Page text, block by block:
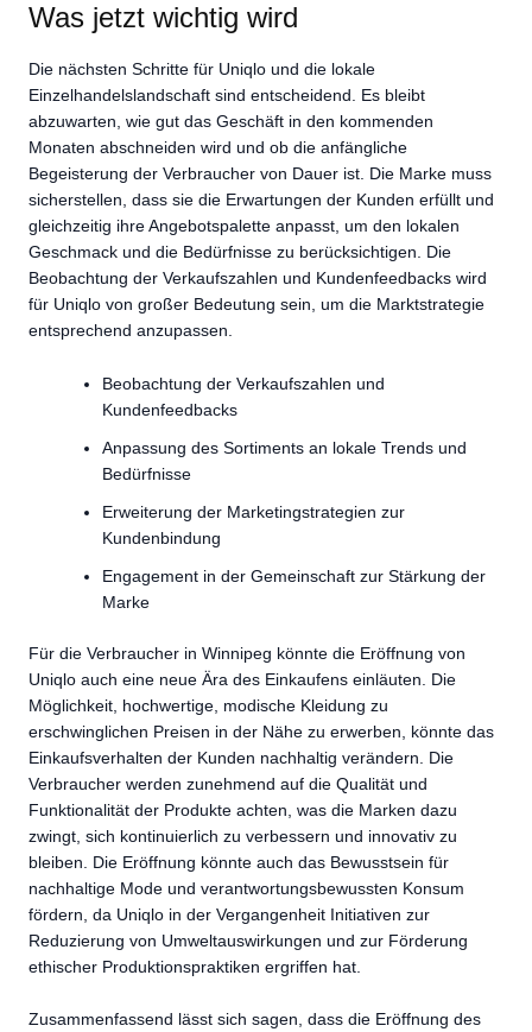
Was jetzt wichtig wird
Die nächsten Schritte für Uniqlo und die lokale
Einzelhandelslandschaft sind entscheidend. Es bleibt
abzuwarten, wie gut das Geschäft in den kommenden
Monaten abschneiden wird und ob die anfängliche
Begeisterung der Verbraucher von Dauer ist. Die Marke muss
sicherstellen, dass sie die Erwartungen der Kunden erfüllt und
gleichzeitig ihre Angebotspalette anpasst, um den lokalen
Geschmack und die Bedürfnisse zu berücksichtigen. Die
Beobachtung der Verkaufszahlen und Kundenfeedbacks wird
für Uniqlo von großer Bedeutung sein, um die Marktstrategie
entsprechend anzupassen.
Beobachtung der Verkaufszahlen und
Kundenfeedbacks
Anpassung des Sortiments an lokale Trends und
Bedürfnisse
Erweiterung der Marketingstrategien zur
Kundenbindung
Engagement in der Gemeinschaft zur Stärkung der
Marke
Für die Verbraucher in Winnipeg könnte die Eröffnung von
Uniqlo auch eine neue Ära des Einkaufens einläuten. Die
Möglichkeit, hochwertige, modische Kleidung zu
erschwinglichen Preisen in der Nähe zu erwerben, könnte das
Einkaufsverhalten der Kunden nachhaltig verändern. Die
Verbraucher werden zunehmend auf die Qualität und
Funktionalität der Produkte achten, was die Marken dazu
zwingt, sich kontinuierlich zu verbessern und innovativ zu
bleiben. Die Eröffnung könnte auch das Bewusstsein für
nachhaltige Mode und verantwortungsbewussten Konsum
fördern, da Uniqlo in der Vergangenheit Initiativen zur
Reduzierung von Umweltauswirkungen und zur Förderung
ethischer Produktionspraktiken ergriffen hat.
Zusammenfassend lässt sich sagen, dass die Eröffnung des